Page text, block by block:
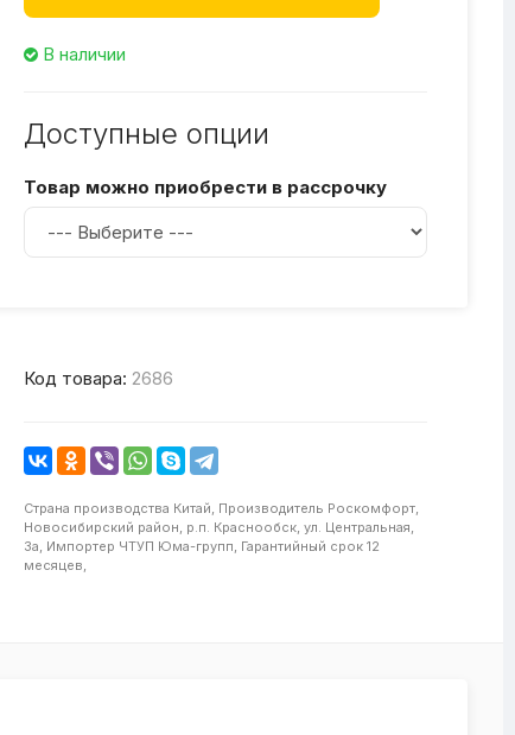
В наличии
Доступные опции
Товар можно приобрести в рассрочку
Код товара: 2686
Страна производства Китай, Производитель Роскомфорт,
Новосибирский район, р.п. Краснообск, ул. Центральная,
3а, Импортер ЧТУП Юма-групп, Гарантийный срок 12
месяцев,